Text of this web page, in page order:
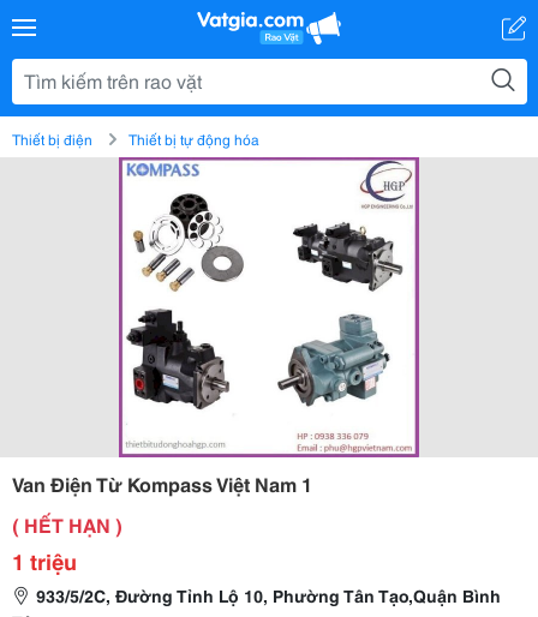
Thiết bị điện Thiết bị tự động hóa
Van Điện Từ Kompass Việt Nam 1
( HẾT HẠN )
1 triệu
933/5/2C, Đường Tỉnh Lộ 10, Phường Tân Tạo,Quận Bình